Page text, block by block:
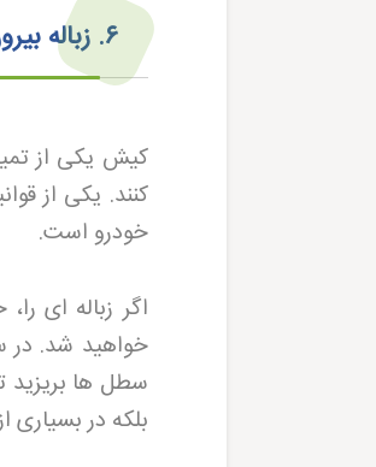
۶.زباله
کیش یکی از
کنند. یکی از
خودرو است.
اگر زباله ای
خواهید شد. در
سطل ها بریزید
بلکه در بسیاری